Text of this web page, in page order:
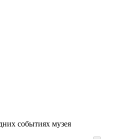
событиях музея